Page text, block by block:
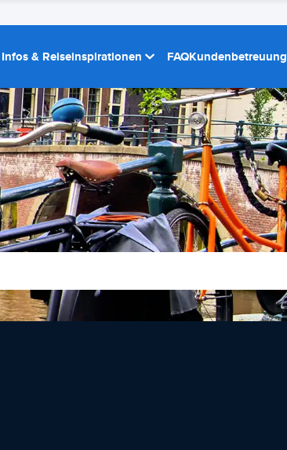
Infos & Reiseinspirationen FAQKundenbetreuung